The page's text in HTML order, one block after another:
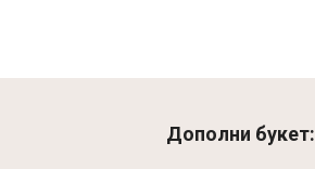
Дополни букет: